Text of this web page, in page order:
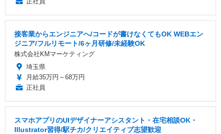
接客業からエンジニアへ/コードが書けなくてもOK WEBエン
ジニア/フルリモート/6ヶ月研修/未経験OK
株式会社KMマーケティング
埼玉県
月給35万円～68万円
正社員
スマホアプリのUIデザイナーアシスタント・在宅相談OK・
Illustrator習得/駅チカ/クリエイティブ志望歓迎